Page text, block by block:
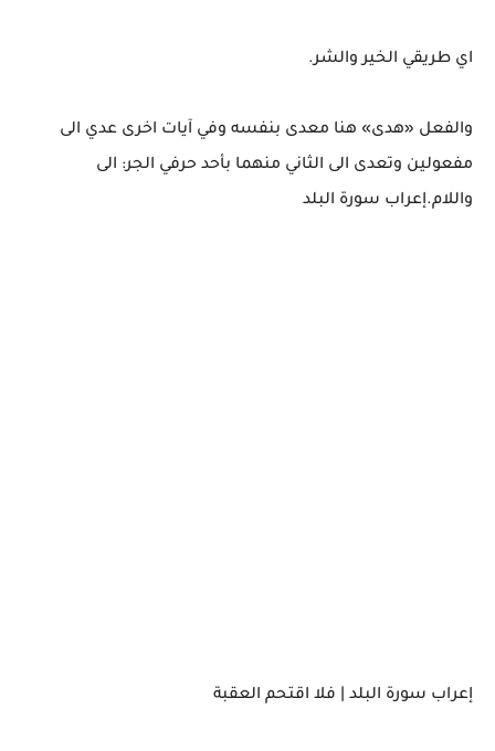
اي طريقي الخير والشر.
والفعل «هدى» هنا معدى بنفسه وفي آيات اخرى عدي الى
مفعولين وتعدى الى الثاني منهما بأحد حرفي الجر: الى
واللام.إعراب سورة البلد
إعراب سورة البلد | فلا اقتحم العقبة